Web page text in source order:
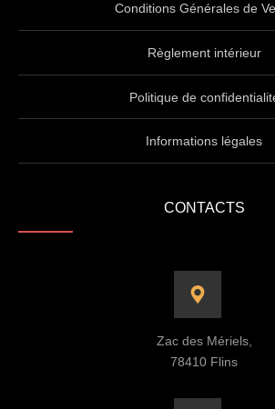
Conditions Générales de
Règlement intérieur
Politique de
Informations légales
CONTACTS
Zac des Mériels,
78410 Flins